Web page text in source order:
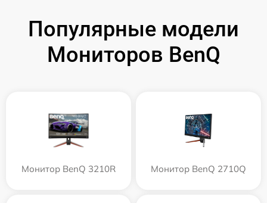
Популярные модели
Мониторов BenQ
Монитор BenQ 3210R Монитор BenQ 2710Q